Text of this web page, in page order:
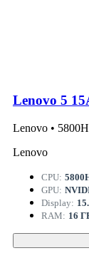
Lenovo 5
Lenovo • 5800H
Lenovo
CPU:
GPU:
Display:
RAM: 16